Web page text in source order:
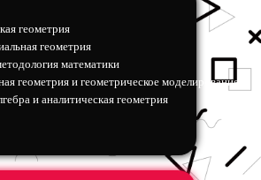
геометрия
геометрия
математики
геометрия и геометрическое моделирование
и аналитическая геометрия